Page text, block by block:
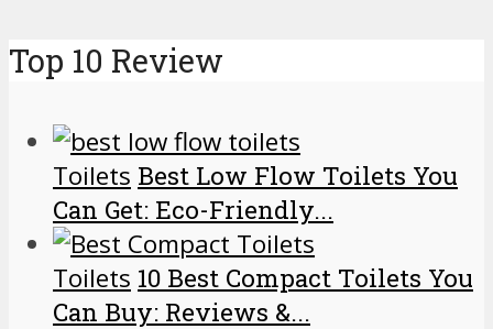
Top 10 Review
Toilets Best Low Flow Toilets You
Can Get: Eco-Friendly...
Toilets 10 Best Compact Toilets You
Can Buy: Reviews &...